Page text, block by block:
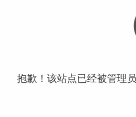
抱歉！该站点已经被管理